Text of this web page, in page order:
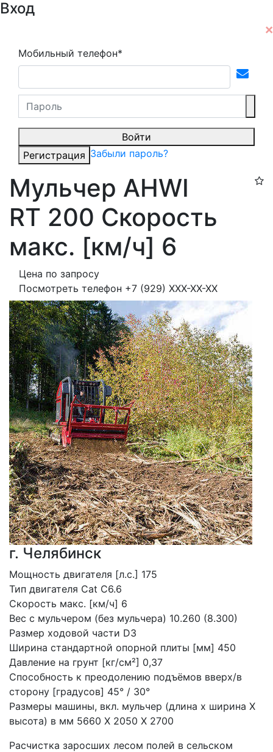
Вход
Мобильный телефон*
Войти
Регистрация Забыли пароль?
Мульчер AHWI
RT 200 Скорость
макс. [км/ч] 6
Цена по запросу
Посмотреть телефон +7 (929) XXX-XX-XX
г. Челябинск
Мощность двигателя [л.с.] 175
Тип двигателя Cat C6.6
Скорость макс. [км/ч] 6
Вес с мульчером (без мульчера) 10.260 (8.300)
Размер ходовой части D3
Ширина стандартной опорной плиты [мм] 450
Давление на грунт [кг/см²] 0,37
Способность к преодолению подъёмов вверх/в
сторону [градусов] 45° / 30°
Размеры машины, вкл. мульчер (длина x ширина X
высота) в мм 5660 X 2050 X 2700
Расчистка заросших лесом полей в сельском